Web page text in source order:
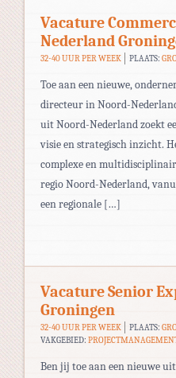
Vacature
Nederland
32-40 UUR PER WEEK PLAATS:
Toe aan een nieuwe,
directeur in Noord-
uit Noord-Nederland zoekt
visie en strategisch inzicht.
complexe en
regio Noord-Nederland,
een regionale […]
Vacature Senior
Groningen
32-40 UUR PER WEEK PLAATS:
VAKGEBIED:
Ben jij toe aan een nieuwe